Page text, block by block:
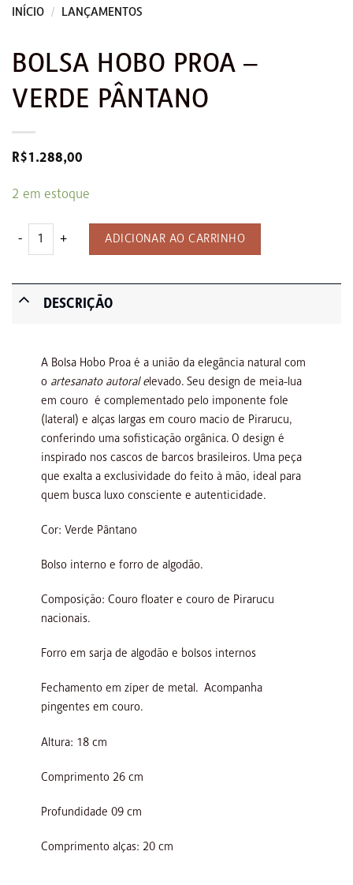
INÍCIO / LANÇAMENTOS
BOLSA HOBO PROA –
VERDE PÂNTANO
R$1.288,00
2 em estoque
ADICIONAR AO CARRINHO
DESCRIÇÃO
A Bolsa Hobo Proa é a união da elegância natural com
o artesanato autoral elevado. Seu design de meia-lua
em couro é complementado pelo imponente fole
(lateral) e alças largas em couro macio de Pirarucu,
conferindo uma sofisticação orgânica. O design é
inspirado nos cascos de barcos brasileiros. Uma peça
que exalta a exclusividade do feito à mão, ideal para
quem busca luxo consciente e autenticidade.
Cor: Verde Pântano
Bolso interno e forro de algodão.
Composição: Couro floater e couro de Pirarucu
nacionais.
Forro em sarja de algodão e bolsos internos
Fechamento em zíper de metal. Acompanha
pingentes em couro.
Altura: 18 cm
Comprimento 26 cm
Profundidade 09 cm
Comprimento alças: 20 cm